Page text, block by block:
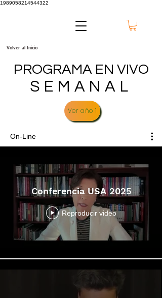
1989058214544322
Volver al Inicio
PROGRAMA EN VIVO
SEMANAL
Ver año 1
On-Line
Conferencia USA 2025
Reproducir video